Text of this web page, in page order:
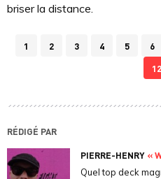
briser la distance.
1 2 3 4 5 6
12
RÉDIGÉ PAR
PIERRE-HENRY «
Quel top deck